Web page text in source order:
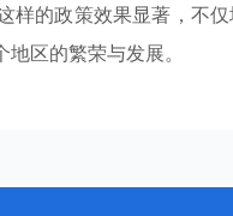
样的政策效果显著，不
区的繁荣与发展。